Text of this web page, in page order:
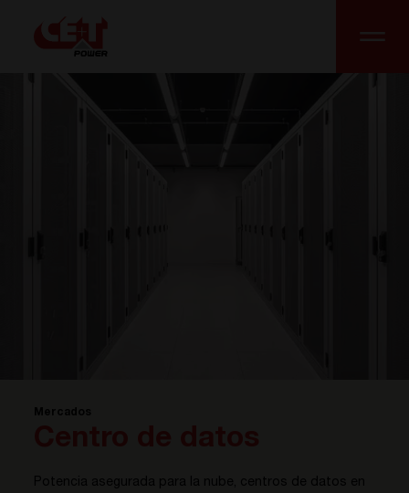
Mercados
Potencia asegurada para la nube, centros de datos en